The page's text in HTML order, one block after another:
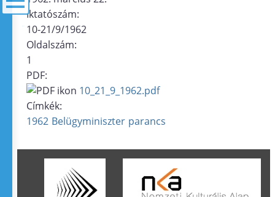
Iktatószám:
10-21/9/1962
Oldalszám:
1
PDF:
10_21_9_1962.pdf
Címkék:
1962 Belügyminiszter parancs